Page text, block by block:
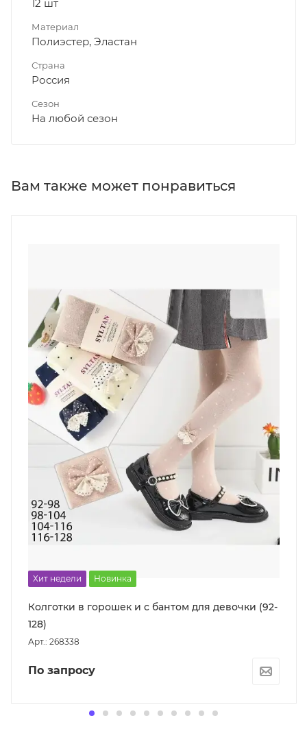
12 шт
Материал
Полиэстер, Эластан
Страна
Россия
Сезон
На любой сезон
Вам также может понравиться
Хит недели Новинка
Колготки в горошек и с бантом для девочки (92-
128)
Арт.: 268338
По запросу